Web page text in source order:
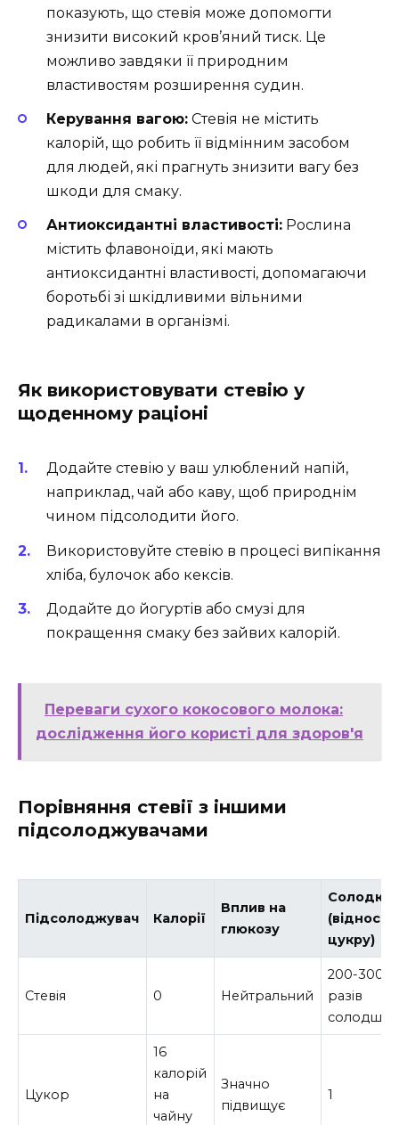
показують, що стевія може допомогти
знизити високий кров’яний тиск. Це
можливо завдяки її природним
властивостям розширення судин.
Керування вагою: Стевія не містить
калорій, що робить її відмінним засобом
для людей, які прагнуть знизити вагу без
шкоди для смаку.
Антиоксидантні властивості: Рослина
містить флавоноїди, які мають
антиоксидантні властивості, допомагаючи
боротьбі зі шкідливими вільними
радикалами в організмі.
Як використовувати стевію у
щоденному раціоні
Додайте стевію у ваш улюблений напій,
наприклад, чай або каву, щоб природнім
чином підсолодити його.
Використовуйте стевію в процесі випікання
хліба, булочок або кексів.
Додайте до йогуртів або смузі для
покращення смаку без зайвих калорій.
Переваги сухого кокосового молока:
дослідження його користі для здоров'я
Порівняння стевії з іншими
підсолоджувачами
Підсолоджувач Калорії
Вплив на
глюкозу
(відносно
цукру)
Стевія 0 Нейтральний
200-300
разів
солодша
Цукор
16
калорій
на
чайну
Значно
підвищує
1